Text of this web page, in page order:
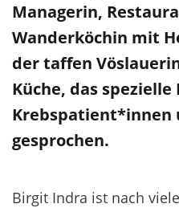
Managerin,
Wanderköchin mit
der taffen
Küche, das spezielle
Krebspatient*innen
gesprochen.
Birgit Indra ist nach